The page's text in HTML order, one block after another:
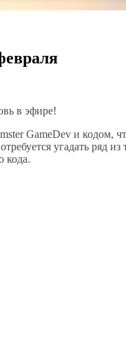
в эфире!
GameDev и кодом,
угадать ряд
кода.